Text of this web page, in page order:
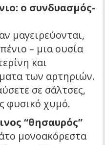
ο συνδυασμός-
μαγειρεύονται,
– μια ουσία
και
των αρτηριών.
σε σάλτσες,
φυσικό χυμό.
“θησαυρός”
μονοακόρεστα